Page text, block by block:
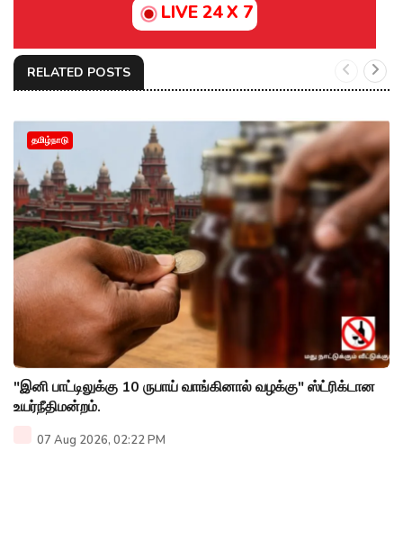
LIVE 24 X 7
RELATED POSTS
தமிழ்நாடு
"இனி பாட்டிலுக்கு 10 ருபாய் வாங்கினால் வழக்கு" ஸ்ட்ரிக்டான
உயர்நீதிமன்றம்.
07 Aug 2026, 02:22 PM